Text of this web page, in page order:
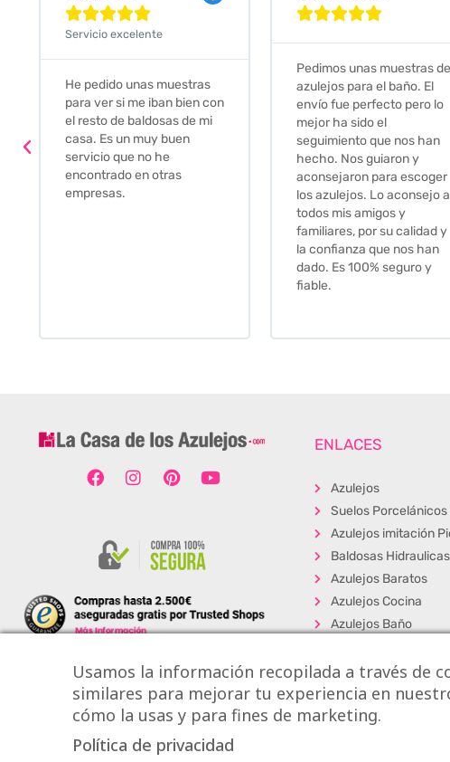

azulejos para el baño. El
envío fue perfecto pero lo
mejor ha sido el
seguimiento que nos han
hecho. Nos guiaron y
aconsejaron para escoger
los azulejos. Lo aconsejo a

Muy amables, con muy
buena disponibilidad para
darte opciones y
soluciones. fantástica
relación calidad-precio.
Gracias por todo
ENLACES
Azulejos
Suelos
Azulejos imitación
Baldosas Hidraulicas
Azulejos Baratos
Azulejos Cocina
Azulejos Baño
Porcelánicos
Suelos Vinílicos
Los + Vendidos
Usamos la información recopilada a través de
similares para mejorar tu experiencia en
cómo la usas y para fines de marketing.
Política de privacidad